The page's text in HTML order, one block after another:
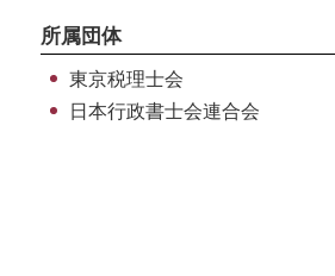
所属団体
東京税理士会
日本行政書士会連合会